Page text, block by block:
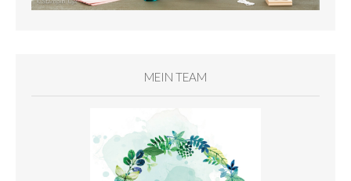
MEIN TEAM